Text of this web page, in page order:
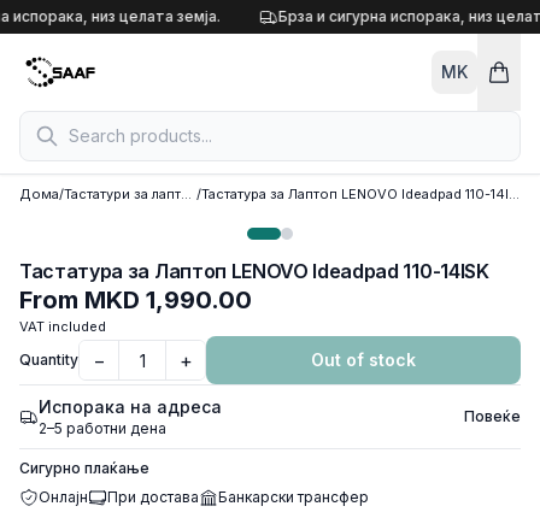
Skip to content
испорака, низ целата земја. Брза и сигурна испорака, низ
MK
Дома/ Тастатури за лаптоп / Тастатура за Лаптоп LENOVO Ideadpad 110-14ISK
Тастатура за Лаптоп LENOVO Ideadpad 110-14ISK
From MKD 1,990.00
VAT included
Quantity − + Out of stock
Испорака на адреса
2–5 работни дена
Повеќе
Сигурно плаќање
Онлајн
При достава Банкарски трансфер